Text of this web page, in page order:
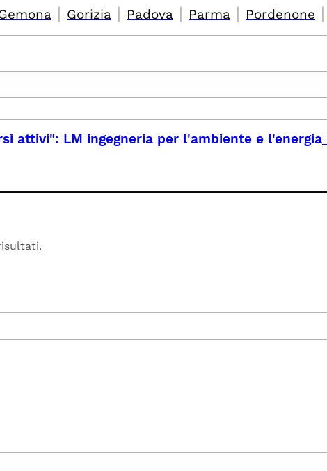
| Gorizia | Padova | Parma | Pordenone |
attivi": LM ingegneria per l'ambiente e l'energia